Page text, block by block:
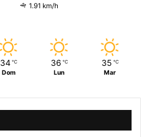
1.91 km/h
34 ℃
Dom
36 ℃
Lun
35 ℃
Mar